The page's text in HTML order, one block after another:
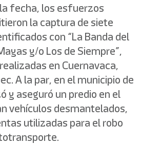
fecha, los esfuerzos
la captura de siete
con “La Banda del
y/o Los de Siempre”,
en Cuernavaca,
A la par, en el municipio de
y aseguró un predio en el
vehículos desmantelados,
utilizadas para el robo